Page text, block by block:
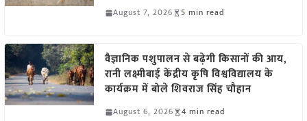
August 7, 2026 5 min read
वैज्ञानिक पशुपालन से बढ़ेगी किसानों की आय,
रानी लक्ष्मीबाई केंद्रीय कृषि विश्वविद्यालय के
कार्यक्रम में बोले शिवराज सिंह चौहान
August 6, 2026 4 min read